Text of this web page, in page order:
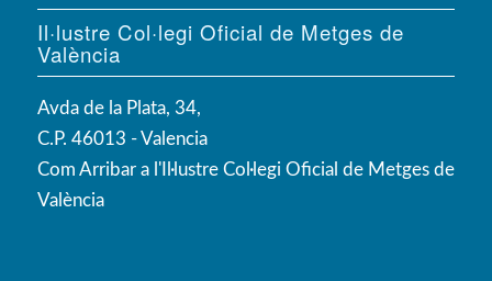
Il·lustre Col·legi Oficial de Metges de
València
Avda de la Plata, 34,
C.P. 46013 - Valencia
Com Arribar a l'Il·lustre Col·legi Oficial de Metges de
València